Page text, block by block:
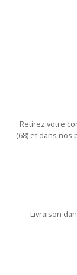
Retirez votre
(68) et dans nos
Livraison